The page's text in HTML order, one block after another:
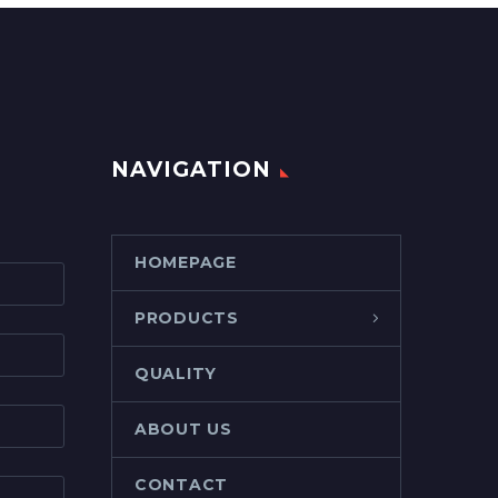
NAVIGATION
HOMEPAGE
PRODUCTS
QUALITY
ABOUT US
CONTACT